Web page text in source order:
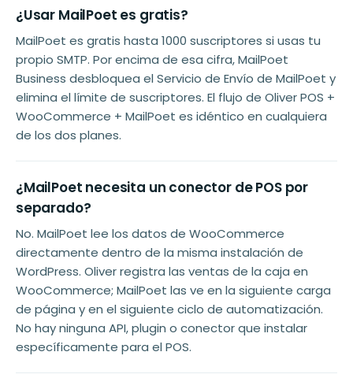
¿Usar MailPoet es gratis?
MailPoet es gratis hasta 1000 suscriptores si usas tu
propio SMTP. Por encima de esa cifra, MailPoet
Business desbloquea el Servicio de Envío de MailPoet y
elimina el límite de suscriptores. El flujo de Oliver POS +
WooCommerce + MailPoet es idéntico en cualquiera
de los dos planes.
¿MailPoet necesita un conector de POS por
separado?
No. MailPoet lee los datos de WooCommerce
directamente dentro de la misma instalación de
WordPress. Oliver registra las ventas de la caja en
WooCommerce; MailPoet las ve en la siguiente carga
de página y en el siguiente ciclo de automatización.
No hay ninguna API, plugin o conector que instalar
específicamente para el POS.